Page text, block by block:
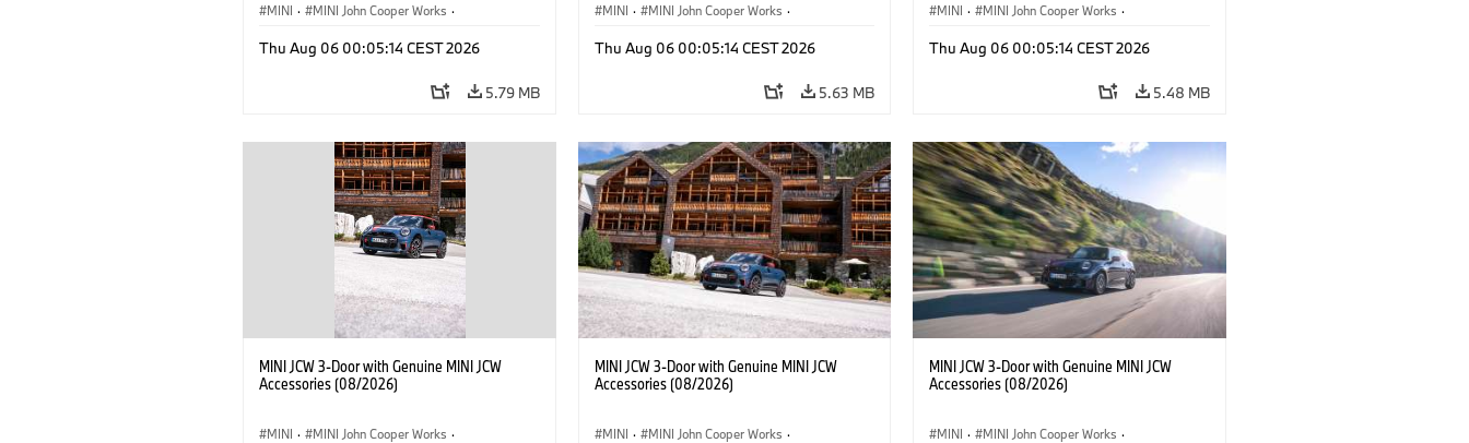
MINI · MINI John Cooper Works ·
Optional Extras, Accessories
Thu Aug 06 00:05:14 CEST 2026
5.79 MB
MINI · MINI John Cooper Works ·
Optional Extras, Accessories
Thu Aug 06 00:05:14 CEST 2026
5.63 MB
MINI · MINI John Cooper Works ·
Optional Extras, Accessories
Thu Aug 06 00:05:14 CEST 2026
5.48 MB
MINI JCW 3-Door with Genuine MINI JCW
Accessories (08/2026)
MINI · MINI John Cooper Works ·
MINI JCW 3-Door with Genuine MINI JCW
Accessories (08/2026)
MINI · MINI John Cooper Works ·
MINI JCW 3-Door with Genuine MINI JCW
Accessories (08/2026)
MINI · MINI John Cooper Works ·